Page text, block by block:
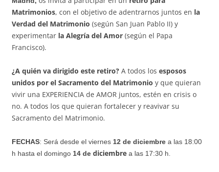
Matrimonios, con el objetivo de adentrarnos juntos en la
Verdad del Matrimonio (según San Juan Pablo II) y
experimentar la Alegría del Amor (según el Papa
Francisco).
¿A quién va dirigido este retiro? A todos los esposos
unidos por el Sacramento del Matrimonio y que quieran
vivir una EXPERIENCIA de AMOR juntos, estén en crisis o
no. A todos los que quieran fortalecer y reavivar su
Sacramento del Matrimonio.
FECHAS: Será desde el viernes 12 de diciembre a las 18:00
h hasta el domingo 14 de diciembre a las 17:30 h.